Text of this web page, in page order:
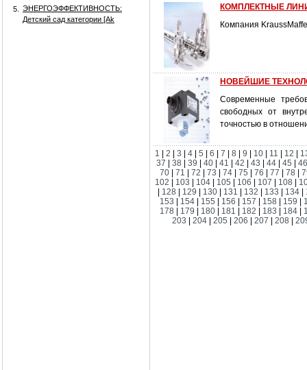
5.
ЭНЕРГОЭФФЕКТИВНОСТЬ:
Детский сад категории [Аk
КОМПЛЕКТНЫЕ
Компания
НОВЕЙШИЕ
Современные
свободных от
точностью в
1 2 3 4 5 6 7 8 9 10 11 12
37
|38 |39 |40 |41 |42 |43 |44 |45 |
70
71 72 73 74 75 76 77 78
102
103 104 105 106 107 108
128 129 130 131 132 133 134
153
154 155 156 157 158 159
178
179 180 181 182 183 184
203
|204 |205 |206 |207 |208 |